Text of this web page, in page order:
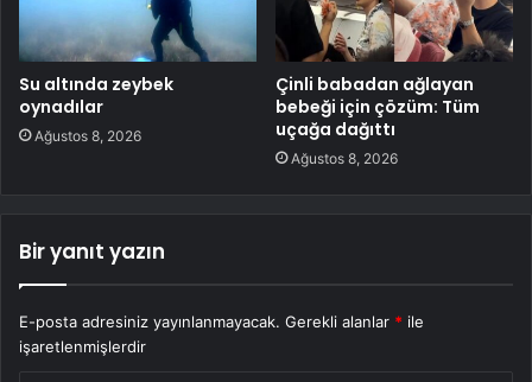
Su altında zeybek
oynadılar
Ağustos 8, 2026
Çinli babadan ağlayan
bebeği için çözüm: Tüm
uçağa dağıttı
Ağustos 8, 2026
Bir yanıt yazın
E-posta adresiniz yayınlanmayacak. Gerekli alanlar * ile
işaretlenmişlerdir